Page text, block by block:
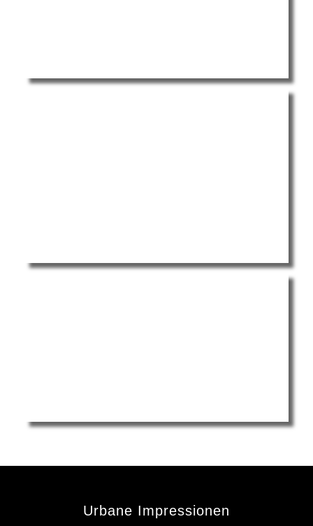
Urbane Impressionen